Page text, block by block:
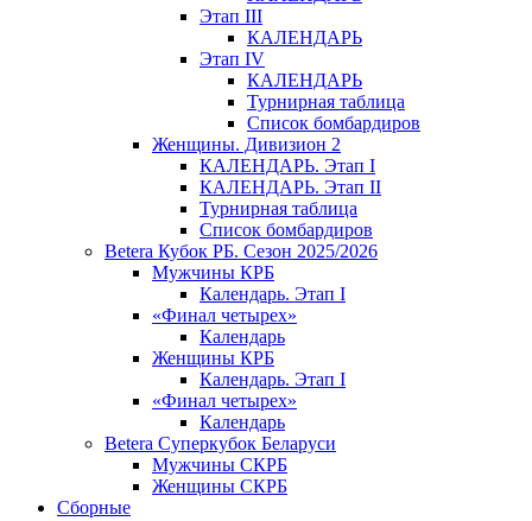
Этап III
КАЛЕНДАРЬ
Этап IV
КАЛЕНДАРЬ
Турнирная таблица
Список бомбардиров
Женщины. Дивизион 2
КАЛЕНДАРЬ. Этап I
КАЛЕНДАРЬ. Этап II
Турнирная таблица
Список бомбардиров
Betera Кубок РБ. Сезон 2025/2026
Мужчины КРБ
Календарь. Этап I
«Финал четырех»
Календарь
Женщины КРБ
Календарь. Этап I
«Финал четырех»
Календарь
Betera Суперкубок Беларуси
Мужчины СКРБ
Женщины СКРБ
Сборные